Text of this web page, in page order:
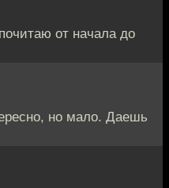
от начала до
но мало. Даешь